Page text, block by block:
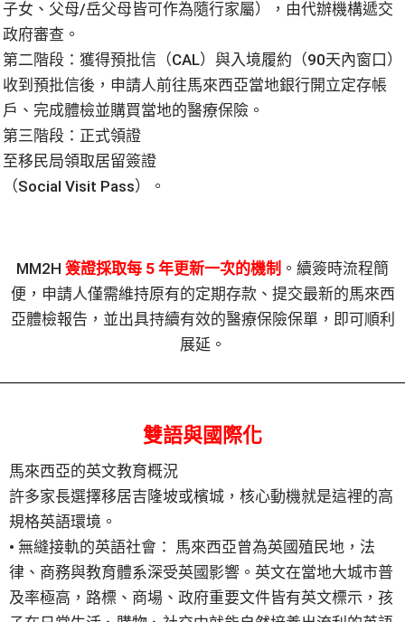
子女、父母/岳父母皆可作為隨行家屬），由代辦機構遞交
政府審查。
第二階段：獲得預批信（CAL）與入境履約（90天內窗口）
收到預批信後，申請人前往馬來西亞當地銀行開立定存帳
戶、完成體檢並購買當地的醫療保險。
第三階段：正式領證
至移民局領取居留簽證
（Social Visit Pass）。
MM2H 簽證採取每 5 年更新一次的機制 。續簽時流程簡
便，申請人僅需維持原有的定期存款、提交最新的馬來西
亞體檢報告，並出具持續有效的醫療保險保單，即可順利
展延。
雙語與國際化
馬來西亞的英文教育概況
許多家長選擇移居吉隆坡或檳城，核心動機就是這裡的高
規格英語環境。
• 無縫接軌的英語社會： 馬來西亞曾為英國殖民地，法
律、商務與教育體系深受英國影響。英文在當地大城市普
及率極高，路標、商場、政府重要文件皆有英文標示，孩